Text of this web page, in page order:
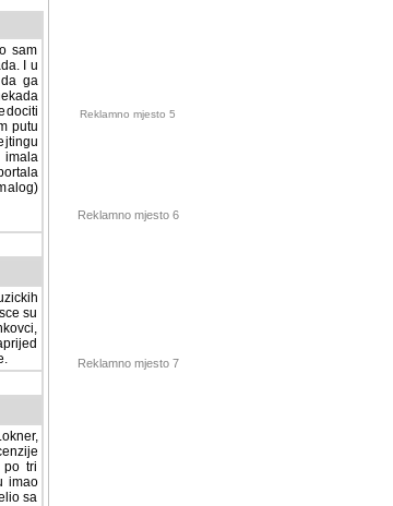
sam
I u
ga
pratili
ovog
su